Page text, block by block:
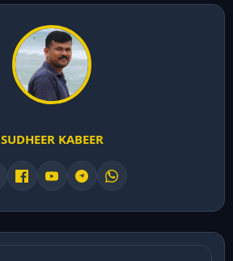
SUDHEER KABEER